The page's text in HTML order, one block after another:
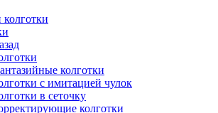
колготки
с имитацией чулок
в сеточку
колготки